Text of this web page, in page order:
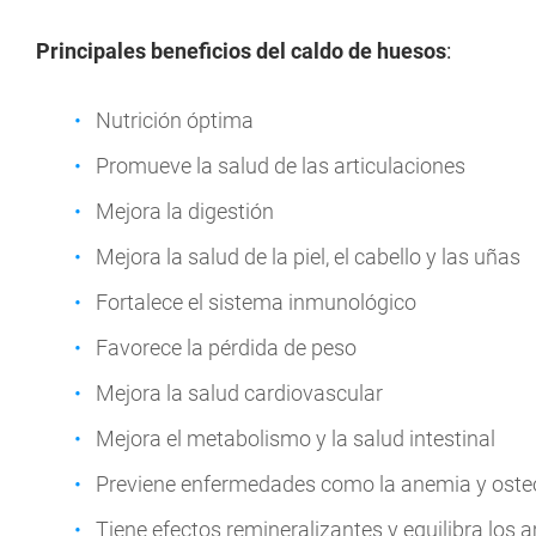
Principales beneficios del caldo de huesos:
Nutrición óptima
Promueve la salud de las articulaciones
Mejora la digestión
Mejora la salud de la piel, el cabello y las uñas
Fortalece el sistema inmunológico
Favorece la pérdida de peso
Mejora la salud cardiovascular
Mejora el metabolismo y la salud intestinal
Previene enfermedades como la anemia y
Tiene efectos remineralizantes y equilibra los